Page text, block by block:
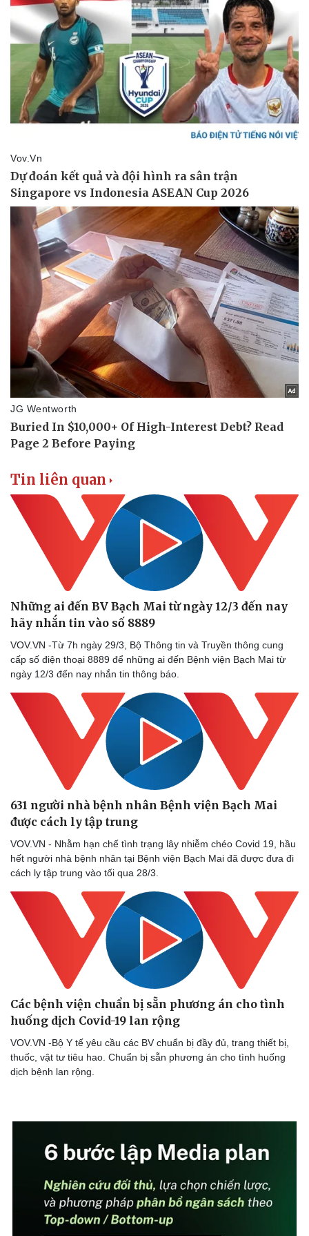
Doanh nghiệp
Thông tin doanh nghiệp
Doanh nghiệp 24h
Doanh nhân
Vì cộng đồng
Công nghệ
Sành điệu
Tin Công nghệ
Trải nghiệm
Chuyển đổi số
Dinh dưỡng - món ngon
Cây thuốc
Ăn sạch sống khỏe
Nhà đẹp
Tin liên quan
Những ai đến BV Bạch Mai từ ngày 12/3 đến nay
hãy nhắn tin vào số 8889
VOV.VN -Từ 7h ngày 29/3, Bộ Thông tin và Truyền thông cung
cấp số điện thoại 8889 để những ai đến Bệnh viện Bạch Mai từ
ngày 12/3 đến nay nhắn tin thông báo.
631 người nhà bệnh nhân Bệnh viện Bạch Mai
được cách ly tập trung
VOV.VN - Nhằm hạn chế tình trạng lây nhiễm chéo Covid 19, hầu
hết người nhà bệnh nhân tại Bệnh viện Bạch Mai đã được đưa đi
cách ly tập trung vào tối qua 28/3.
Các bệnh viện chuẩn bị sẵn phương án cho tình
huống dịch Covid-19 lan rộng
VOV.VN -Bộ Y tế yêu cầu các BV chuẩn bị đầy đủ, trang thiết bị,
thuốc, vật tư tiêu hao. Chuẩn bị sẵn phương án cho tình huống
dịch bệnh lan rộng.